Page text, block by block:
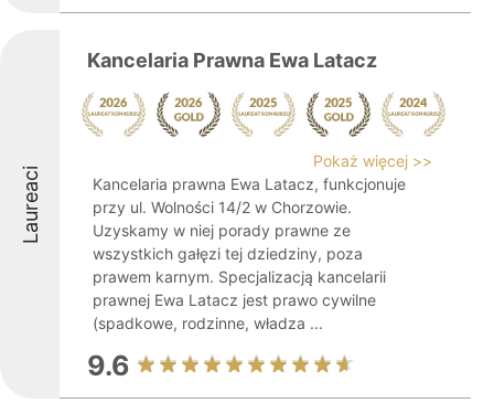
Laureaci
Kancelaria Prawna Ewa Latacz
Pokaż więcej >>
Kancelaria prawna Ewa Latacz, funkcjonuje
przy ul. Wolności 14/2 w Chorzowie.
Uzyskamy w niej porady prawne ze
wszystkich gałęzi tej dziedziny, poza
prawem karnym. Specjalizacją kancelarii
prawnej Ewa Latacz jest prawo cywilne
(spadkowe, rodzinne, władza ...
9.6